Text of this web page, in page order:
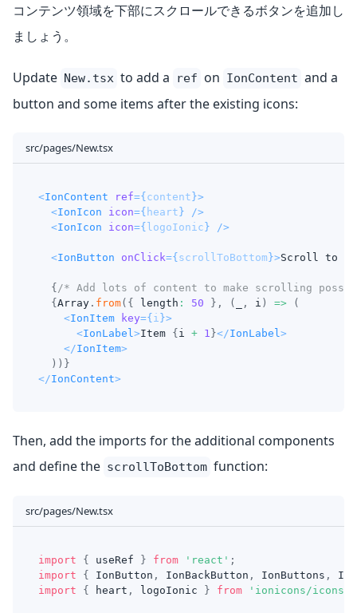
コンテンツ領域を下部にスクロールできるボタンを追加し
ましょう。
Update New.tsx to add a ref on IonContent and a
button and some items after the existing icons:
src/pages/New.tsx
<IonContent ref={content}>
<IonIcon icon={ heart}
/>
<IonIcon icon={logoIonic} />
<IonButton onClick={scrollToBottom}>Scroll to
{ /* Add lots of content to make scrolling
{Array . from( { length : 50 } , ( , i ) =>
(
<IonItem key={i }>
<IonLabel >Item {i + 1 }</IonLabel >
</IonItem>
) ) }
</IonContent>
Then, add the imports for the additional components
and define the scrollToBottom function:
src/pages/New.tsx
import { useRef } from 'react' ;
import
{ IonButton , IonBackButton , IonButtons ,
import
{ heart , logoIonic } from 'ionicons/icons'